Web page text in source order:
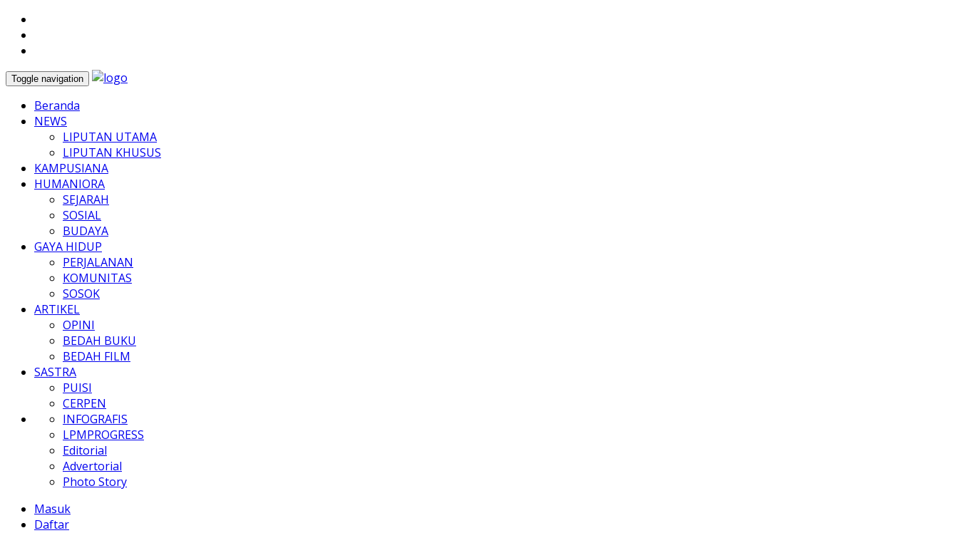
Toggle navigation
Beranda
NEWS
LIPUTAN UTAMA
LIPUTAN KHUSUS
KAMPUSIANA
HUMANIORA
SEJARAH
SOSIAL
BUDAYA
GAYA HIDUP
PERJALANAN
KOMUNITAS
SOSOK
ARTIKEL
OPINI
BEDAH BUKU
BEDAH FILM
SASTRA
PUISI
CERPEN
INFOGRAFIS
LPMPROGRESS
Editorial
Advertorial
Photo Story
Masuk
Daftar